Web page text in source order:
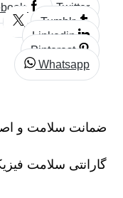
Twitter
Tumblr
Linkedin
Pinterest
Whatsapp
ضمانت سلامت و
گارانتی سلامت